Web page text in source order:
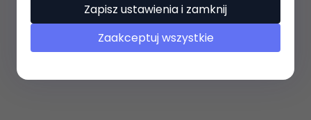
38,
Zapisz ustawienia i zamknij
Zaakceptuj wszystkie